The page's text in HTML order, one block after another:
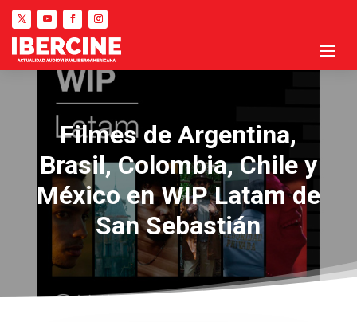
Filmes de Argentina,
Brasil, Colombia, Chile y
México en WIP Latam de
San Sebastián